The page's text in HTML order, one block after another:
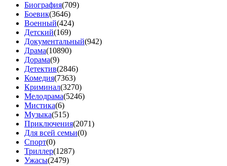
Биография(709)
Боевик(3646)
Военный(424)
Детский(169)
Документальный(942)
Драма(10890)
Дорама(9)
Детектив(2846)
Комедия(7363)
Криминал(3270)
Мелодрама(5246)
Мистика(6)
Музыка(515)
Приключения(2071)
Для всей семьи(0)
Спорт(0)
Триллер(1287)
Ужасы(2479)